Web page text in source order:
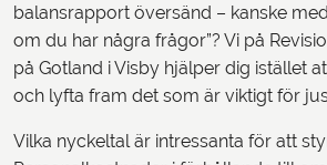
balansrapport översänd – kanske
om du har några frågor”? Vi på
på Gotland i Visby hjälper dig istället
och lyfta fram det som är viktigt för
Vilka nyckeltal är intressanta för att